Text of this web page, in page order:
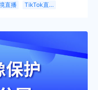
直播 TikTok直播